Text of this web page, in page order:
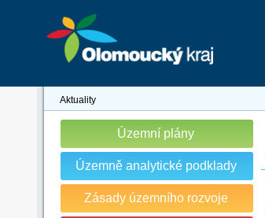
Aktuality
Územní plány
Územně analytické podklady
Zásady územního rozvoje